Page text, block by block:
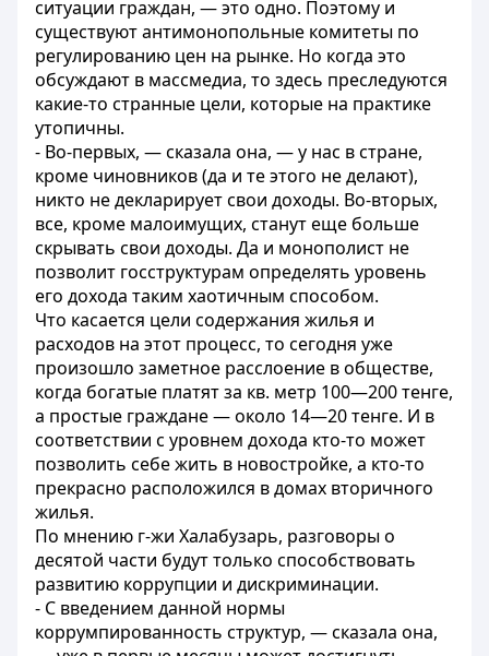
ситуации граждан, — это одно. Поэтому и
существуют антимонопольные комитеты по
регулированию цен на рынке. Но когда это
обсуждают в массмедиа, то здесь преследуются
какие-то странные цели, которые на практике
утопичны.
- Во-первых, — сказала она, — у нас в стране,
кроме чиновников(да и те этого не делают),
никто не декларирует свои доходы. Во-вторых,
все, кроме малоимущих, станут еще больше
скрывать свои доходы. Да и монополист не
позволит госструктурам определять уровень
его дохода таким хаотичным способом.
Что касается цели содержания жилья и
расходов на этот процесс, то сегодня уже
произошло заметное расслоение в обществе,
когда богатые платят за кв. метр 100—200 тенге,
а простые граждане — около 14—20 тенге. И в
соответствии с уровнем дохода кто-то может
позволить себе жить в новостройке, а кто-то
прекрасно расположился в домах вторичного
жилья.
По мнению г-жи Халабузарь, разговоры о
десятой части будут только способствовать
развитию коррупции и дискриминации.
- С введением данной нормы
коррумпированность структур, — сказала она,